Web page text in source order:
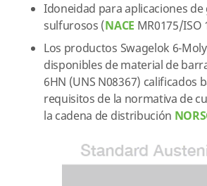
Idoneidad para aplicaciones de
sulfurosos (NACE MR0175/ISO
Los productos Swagelok 6-
disponibles de material de
6HN (UNS N08367) calificados
requisitos de la normativa de
la cadena de distribución